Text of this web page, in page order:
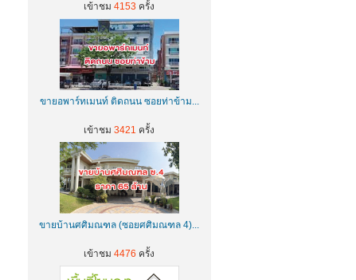
เข้าชม 4153 ครั้ง
ขายอพาร์ทเมนท์ ติดถนน ซอยท่าข้าม...
เข้าชม 3421 ครั้ง
ขายบ้านศศิมณฑล (ซอยศศิมณฑล 4)...
เข้าชม 4476 ครั้ง